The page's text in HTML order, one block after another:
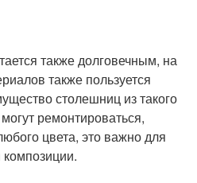
также долговечным, на
также пользуется
столешниц из такого
ремонтироваться,
цвета, это важно для